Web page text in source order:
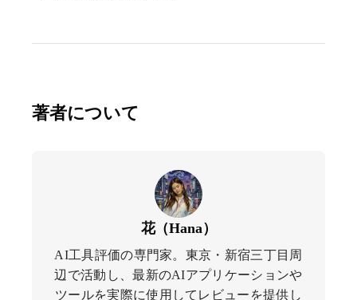
著者について
花（Hana）
AI工具評価の専門家。東京・新宿三丁目周
辺で活動し、最新のAIアプリケーションや
ツールを実際に使用してレビューを提供し